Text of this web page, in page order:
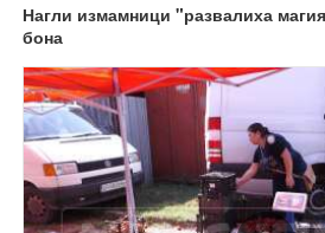
Нагли измамници "развалиха
бона